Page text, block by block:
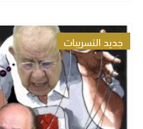
جديد التسريبات